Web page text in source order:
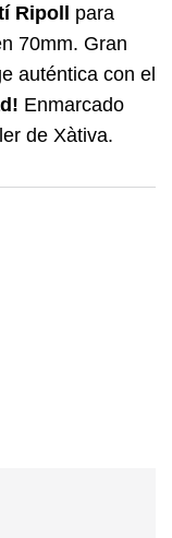
Ripoll para
70mm. Gran
auténtica con el
Enmarcado
de Xàtiva.